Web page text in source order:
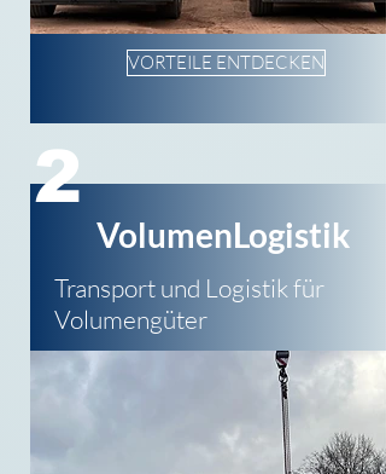
VORTEILE ENTDECKEN
VolumenLogistik
Transport und Logistik für
Volumengüter
2